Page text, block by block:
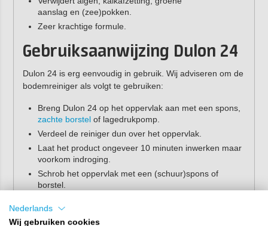
aanslag en (zee)pokken.
Zeer krachtige formule.
Gebruiksaanwijzing Dulon 24
Dulon 24 is erg eenvoudig in gebruik. Wij adviseren om de
bodemreiniger als volgt te gebruiken:
Breng Dulon 24 op het oppervlak aan met een spons,
zachte borstel of lagedrukpomp.
Verdeel de reiniger dun over het oppervlak.
Laat het product ongeveer 10 minuten inwerken maar
voorkom indroging.
Schrob het oppervlak met een (schuur)spons of
borstel.
(bij voorkeur met een hogedrukspuit).
Nederlands
Wij gebruiken cookies